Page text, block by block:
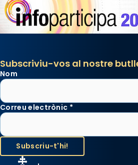
Subscriviu-vos al nostre
Nom
Correu electrònic *